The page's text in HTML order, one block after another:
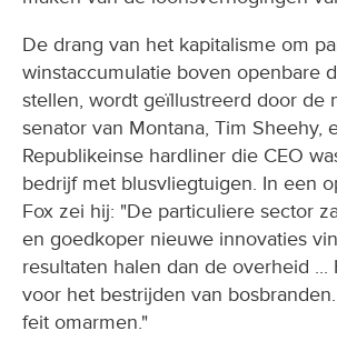
De drang van het kapitalisme om
winstaccumulatie boven openbare
stellen, wordt geïllustreerd door de
senator van Montana, Tim Sheehy,
Republikeinse hardliner die CEO
bedrijf met blusvliegtuigen. In een
Fox zei hij: "De particuliere sector
en goedkoper nieuwe innovaties
resultaten halen dan de overheid
voor het bestrijden van
feit omarmen."